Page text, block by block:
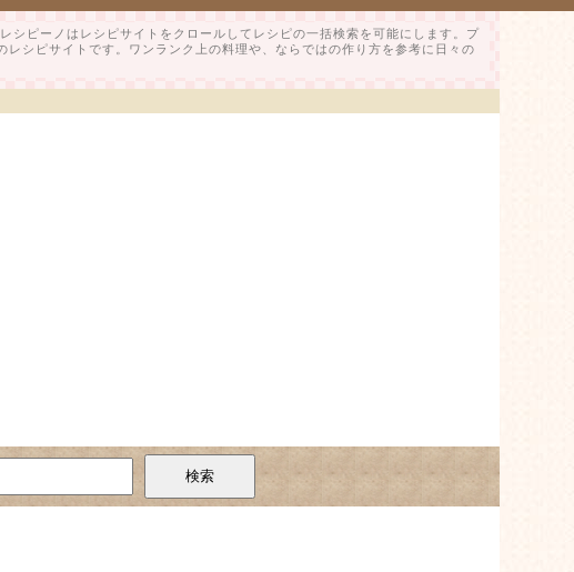
シピーノはレシピサイトをクロールしてレシピの一括検索を可能にします。プ
シピサイトです。ワンランク上の料理や、ならではの作り方を参考に日々の